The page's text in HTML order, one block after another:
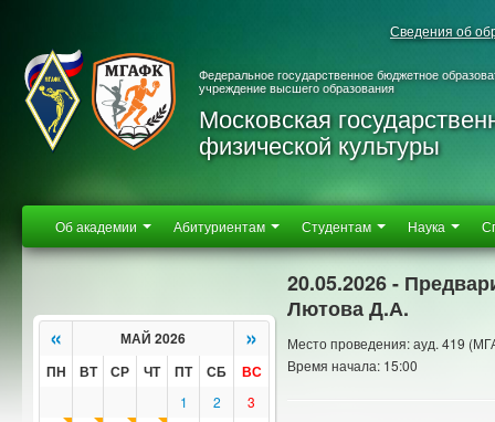
Сведения об
Федеральное государственное бюджетное
учреждение высшего образования
Московская
физической культуры
Об академии Абитуриентам Студентам Наука
« МАЙ 2026 »
ПН ВТ СР ЧТ ПТ СБ ВС
1 2 3
20.05.2026 -
Лютова Д.А.
Место проведения: ауд. 419
Время начала: 15:00